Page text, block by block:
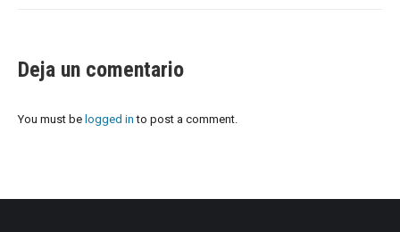
Deja un comentario
You must be logged in to post a comment.